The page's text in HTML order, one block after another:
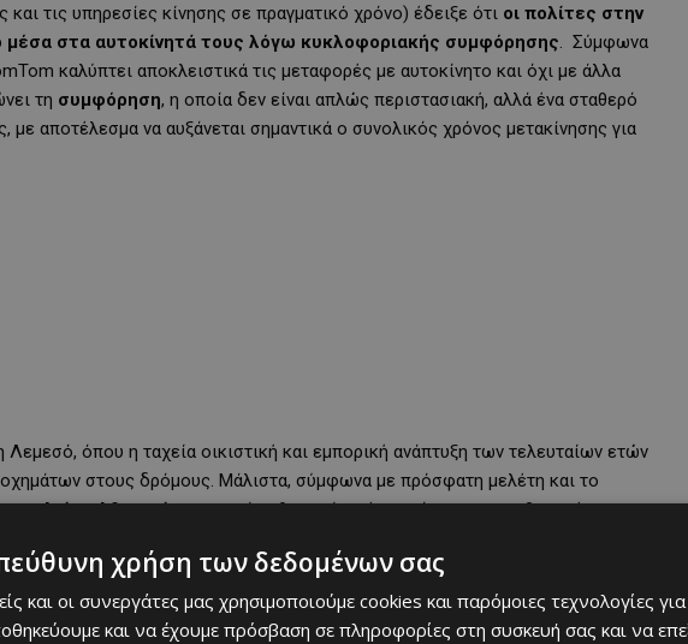
τις υπηρεσίες κίνησης σε πραγματικό χρόνο) έδειξε ότι οι πολίτες στην
στα αυτοκίνητά τους λόγω κυκλοφοριακής συμφόρησης. Σύμφωνα
καλύπτει αποκλειστικά τις μεταφορές με αυτοκίνητο και όχι με άλλα
τη συμφόρηση, η οποία δεν είναι απλώς περιστασιακή, αλλά ένα σταθερό
με αποτέλεσμα να αυξάνεται σημαντικά ο συνολικός χρόνος μετακίνησης για
όπου η ταχεία οικιστική και εμπορική ανάπτυξη των τελευταίων ετών
οχημάτων στους δρόμους. Μάλιστα, σύμφωνα με πρόσφατη μελέτη και το
Αγίου Αθανασίου, ο οποίος θεωρείται ένα από τα πιο «επιβαρυμένα»
έως και
χρήση των δεδομένων σας
και οι συνεργάτες μας χρησιμοποιούμε cookies και παρόμοιες τεχνολογίες
και να έχουμε πρόσβαση σε πληροφορίες στη συσκευή σας και να